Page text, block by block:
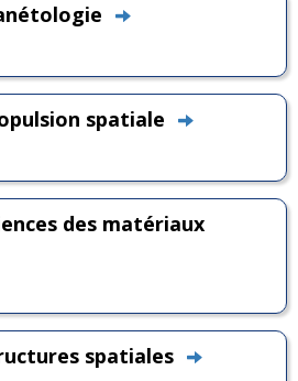
spatiale
des matériaux
spatiales